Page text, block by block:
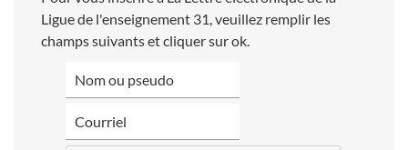
Ligue de l'enseignement 31, veuillez remplir les
champs suivants et cliquer sur ok.